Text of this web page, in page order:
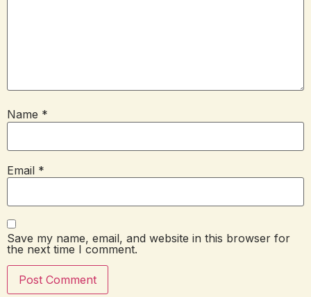
Name *
Email *
Save my name, email, and website in this browser for
the next time I comment.